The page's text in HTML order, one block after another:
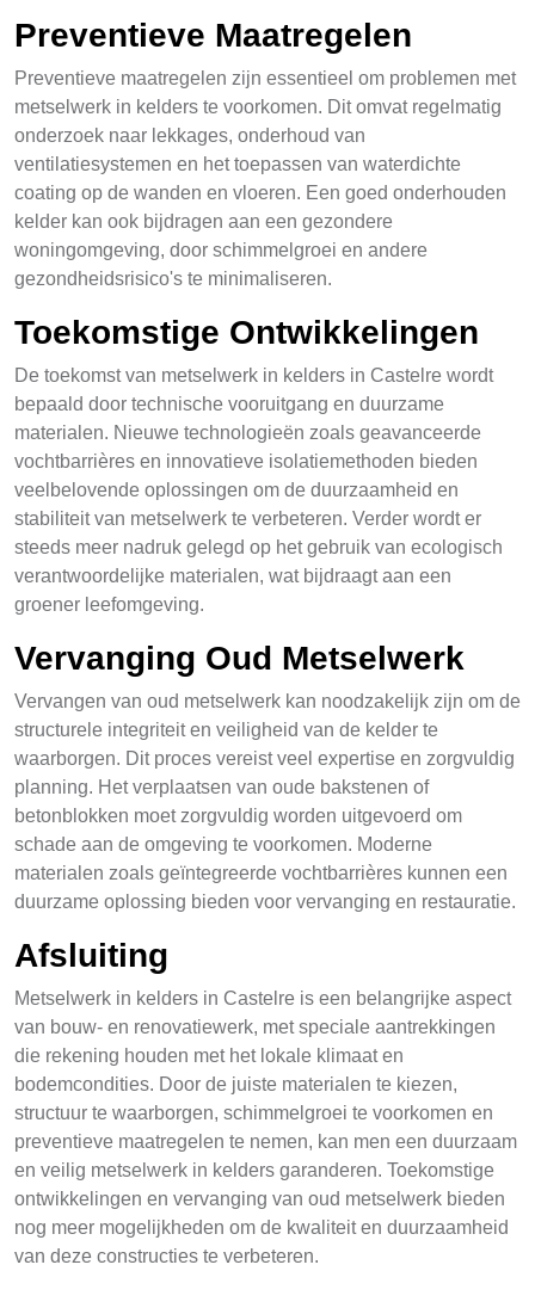
Preventieve Maatregelen
Preventieve maatregelen zijn essentieel om problemen met
metselwerk in kelders te voorkomen. Dit omvat regelmatig
onderzoek naar lekkages, onderhoud van
ventilatiesystemen en het toepassen van waterdichte
coating op de wanden en vloeren. Een goed onderhouden
kelder kan ook bijdragen aan een gezondere
woningomgeving, door schimmelgroei en andere
gezondheidsrisico's te minimaliseren.
Toekomstige Ontwikkelingen
De toekomst van metselwerk in kelders in Castelre wordt
bepaald door technische vooruitgang en duurzame
materialen. Nieuwe technologieën zoals geavanceerde
vochtbarrières en innovatieve isolatiemethoden bieden
veelbelovende oplossingen om de duurzaamheid en
stabiliteit van metselwerk te verbeteren. Verder wordt er
steeds meer nadruk gelegd op het gebruik van ecologisch
verantwoordelijke materialen, wat bijdraagt aan een
groener leefomgeving.
Vervanging Oud Metselwerk
Vervangen van oud metselwerk kan noodzakelijk zijn om de
structurele integriteit en veiligheid van de kelder te
waarborgen. Dit proces vereist veel expertise en zorgvuldig
planning. Het verplaatsen van oude bakstenen of
betonblokken moet zorgvuldig worden uitgevoerd om
schade aan de omgeving te voorkomen. Moderne
materialen zoals geïntegreerde vochtbarrières kunnen een
duurzame oplossing bieden voor vervanging en restauratie.
Afsluiting
Metselwerk in kelders in Castelre is een belangrijke aspect
van bouw- en renovatiewerk, met speciale aantrekkingen
die rekening houden met het lokale klimaat en
bodemcondities. Door de juiste materialen te kiezen,
structuur te waarborgen, schimmelgroei te voorkomen en
preventieve maatregelen te nemen, kan men een duurzaam
en veilig metselwerk in kelders garanderen. Toekomstige
ontwikkelingen en vervanging van oud metselwerk bieden
nog meer mogelijkheden om de kwaliteit en duurzaamheid
van deze constructies te verbeteren.